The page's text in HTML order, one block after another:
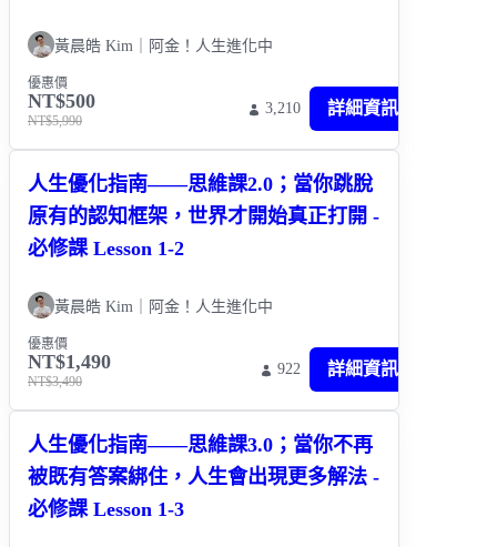
黃晨皓 Kim｜阿金！人生進化中
優惠價
NT$500
NT$5,990
3,210 詳細資訊
人生優化指南——思維課2.0；當你跳脫
原有的認知框架，世界才開始真正打開 -
必修課 Lesson 1-2
黃晨皓 Kim｜阿金！人生進化中
優惠價
NT$1,490
NT$3,490
922 詳細資訊
人生優化指南——思維課3.0；當你不再
被既有答案綁住，人生會出現更多解法 -
必修課 Lesson 1-3